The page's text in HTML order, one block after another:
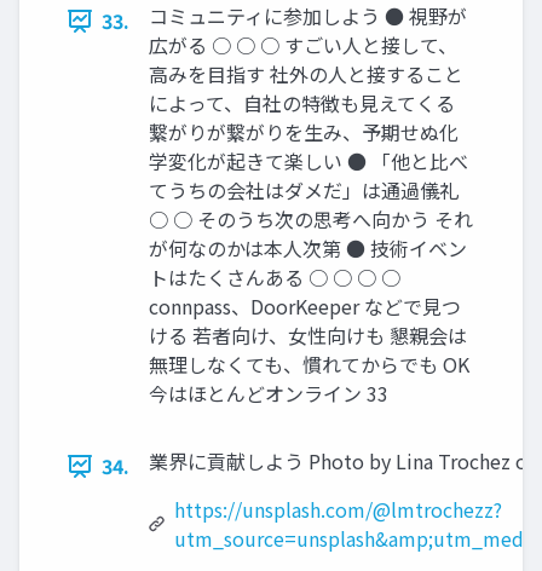
33.
コミュニティに参加しよう ● 視野が
広がる ○ ○ ○ すごい人と接して、
高みを目指す 社外の人と接すること
によって、自社の特徴も見えてくる
繋がりが繋がりを生み、予期せぬ化
学変化が起きて楽しい ● 「他と比べ
てうちの会社はダメだ」は通過儀礼
○ ○ そのうち次の思考へ向かう それ
が何なのかは本人次第 ● 技術イベン
トはたくさんある ○ ○ ○ ○
connpass、DoorKeeper などで見つ
ける 若者向け、女性向けも 懇親会は
無理しなくても、慣れてからでも OK
今はほとんどオンライン 33
34.
業界に貢献しよう Photo by Lina Trochez
https://unsplash.com/@lmtrochezz?